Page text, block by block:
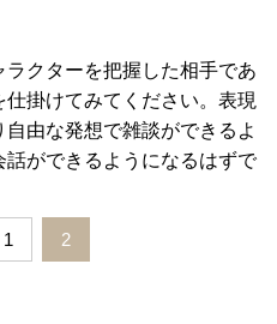
クターを把握した相手であ
掛けてみてください。表現
由な発想で雑談ができるよ
ができるようになるはずで
1 2